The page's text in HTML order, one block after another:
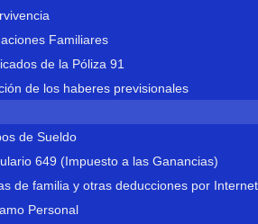
Familiares
de la Póliza 91
de los haberes previsionales
de Sueldo
649 (Impuesto a las Ganancias)
de familia y otras deducciones por Internet
Personal